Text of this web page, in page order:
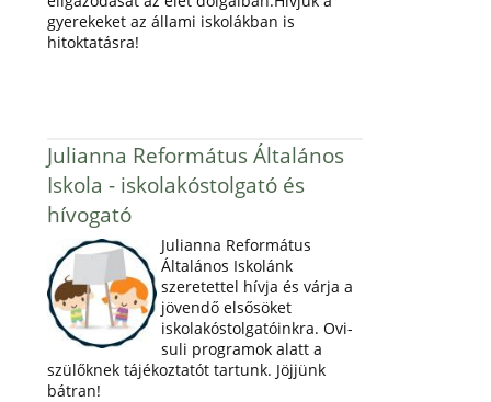
gyerekeket az állami iskolákban is
hitoktatásra!
Julianna Református Általános
Iskola - iskolakóstolgató és
hívogató
Julianna Református
Általános Iskolánk
szeretettel hívja és várja a
jövendő elsősöket
iskolakóstolgatóinkra. Ovi-
suli programok alatt a
szülőknek tájékoztatót tartunk. Jöjjünk
bátran!